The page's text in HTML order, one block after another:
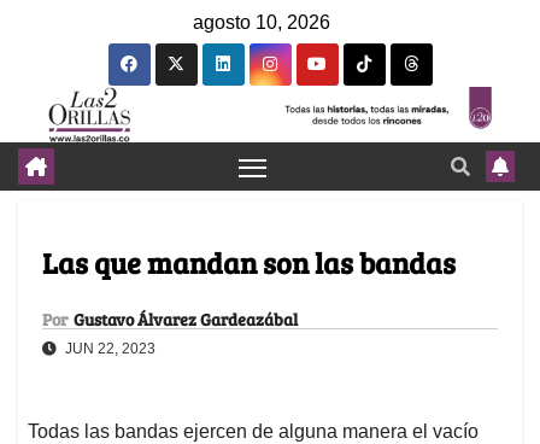
agosto 10, 2026
Las que mandan son las bandas
Por Gustavo Álvarez Gardeazábal
JUN 22, 2023
Todas las bandas ejercen de alguna manera el vacío